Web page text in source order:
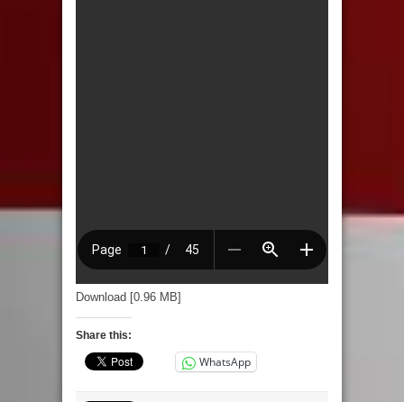
Download [0.96 MB]
Share this:
WhatsApp